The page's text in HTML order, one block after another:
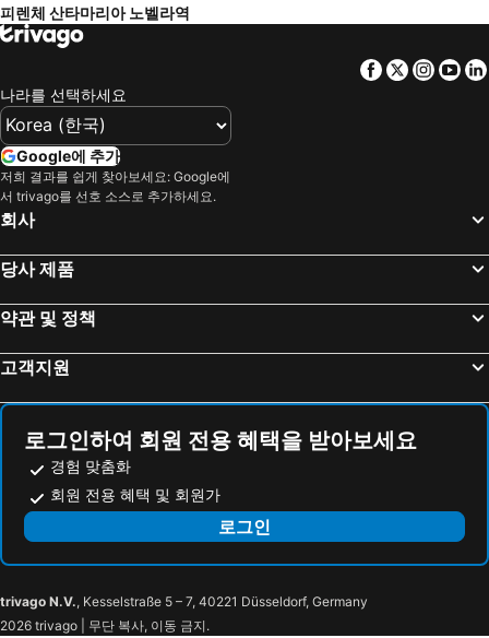
다이애나 파크 호텔
C-호텔스 조이
비조우 호텔
Mh Florence Hotel & Spa
바바리아
호텔 팔라초 베키오
호텔 벨라 피렌체
호텔 에스터
호텔 메디치
C-Hotels The Style Florence
Residenza Millennium
JR Hotels Hermes Firenze
레 카메레 데이 콘티
메리스 하우스
호텔 몬트레알
아스트리드 호텔
이탈리아나 호텔 플로렌스
Hotel Arcadia
Via Gioberti
Le terme di Chianciano
Via XX Settembre
Mercato Centrale
Il Prato
Palazzo Antinori
Chiesa dei Santi Michele e Gaetano
Fortezza da Basso
San Lorenzo Market
Mercato di San Lorenzo
Via Por Santa Maria
Arche Scaligere
Porta Borsari
Palazzo Vecchio
Via Roma
Rafting Marmore
La Secca
피렌체 산타마리아 노벨라역
Facebook
Twitter
나라를 선택하세요
Google에 추가
저희 결과를 쉽게 찾아보세요: Google에
서 trivago를 선호 소스로 추가하세요.
회사
당사 제품
약관 및 정책
고객지원
로그인하여 회원 전용 혜택을 받아보세요
경험 맞춤화
회원 전용 혜택 및 회원가
로그인
trivago N.V., Kesselstraße 5 – 7, 40221 Düsseldorf, Germany
2026 trivago | 무단 복사, 이동 금지.